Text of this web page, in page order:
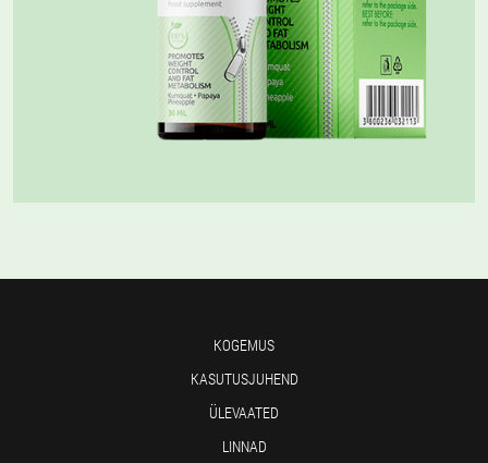
KOGEMUS
KASUTUSJUHEND
ÜLEVAATED
LINNAD